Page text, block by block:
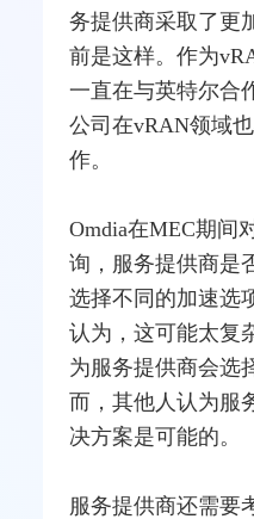
务提供商采取了更
前是这样。作为
一直在与英特尔合
公司在vRAN领域
作。
Omdia在MEC期间
询，服务提供商是
选择不同的加速选
认为，这可能太复
为服务提供商会选
而，其他人认为服
决方案是可能的。
服务提供商还需要